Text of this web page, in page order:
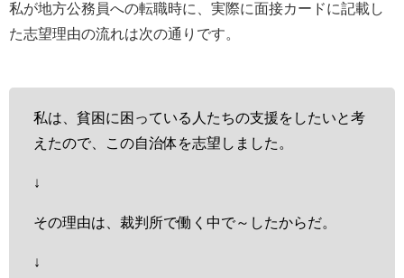
私が地方公務員への転職時に、実際に面接カードに記載し
た志望理由の流れは次の通りです。
私は、貧困に困っている人たちの支援をしたいと考
えたので、この自治体を志望しました。
↓
その理由は、裁判所で働く中で～したからだ。
↓